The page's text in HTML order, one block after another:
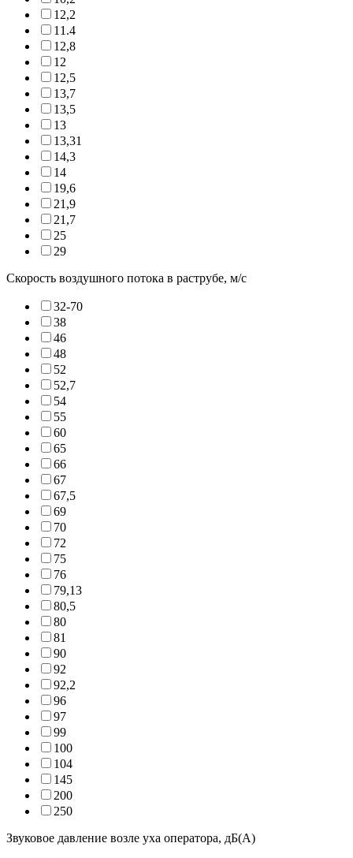
12,2
11.4
12,8
12
12,5
13,7
13,5
13
13,31
14,3
14
19,6
21,9
21,7
25
29
Скорость воздушного потока в раструбе, м/с
32-70
38
46
48
52
52,7
54
55
60
65
66
67
67,5
69
70
72
75
76
79,13
80,5
80
81
90
92
92,2
96
97
99
100
104
145
200
250
Звуковое давление возле уха оператора, дБ(А)